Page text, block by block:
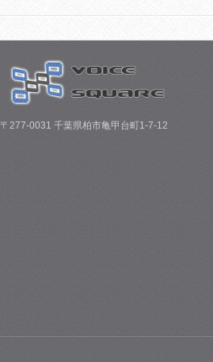
〒277-0031 千葉県柏市亀甲台町1-7-12